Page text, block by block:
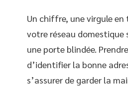
Un chiffre, une virgule en
votre réseau domestique
une porte blindée.
d’identifier la bonne
s’assurer de garder la